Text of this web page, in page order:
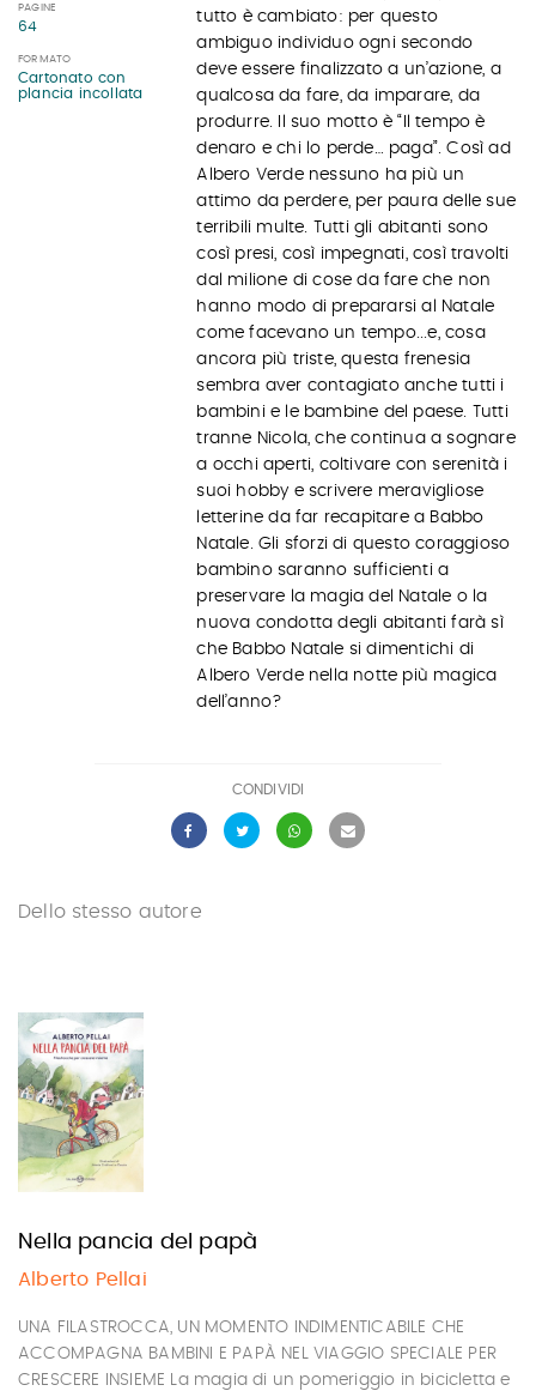
PAGINE
64
FORMATO
Cartonato con
plancia incollata
tutto è cambiato: per questo
ambiguo individuo ogni secondo
deve essere finalizzato a un’azione, a
qualcosa da fare, da imparare, da
produrre. Il suo motto è “Il tempo è
denaro e chi lo perde… paga”. Così ad
Albero Verde nessuno ha più un
attimo da perdere, per paura delle sue
terribili multe. Tutti gli abitanti sono
così presi, così impegnati, così travolti
dal milione di cose da fare che non
hanno modo di prepararsi al Natale
come facevano un tempo...e, cosa
ancora più triste, questa frenesia
sembra aver contagiato anche tutti i
bambini e le bambine del paese. Tutti
tranne Nicola, che continua a sognare
a occhi aperti, coltivare con serenità i
suoi hobby e scrivere meravigliose
letterine da far recapitare a Babbo
Natale. Gli sforzi di questo coraggioso
bambino saranno sufficienti a
preservare la magia del Natale o la
nuova condotta degli abitanti farà sì
che Babbo Natale si dimentichi di
Albero Verde nella notte più magica
dell’anno?
CONDIVIDI
Dello stesso autore
Nella pancia del papà
Alberto Pellai
UNA FILASTROCCA, UN MOMENTO INDIMENTICABILE CHE
ACCOMPAGNA BAMBINI E PAPÀ NEL VIAGGIO SPECIALE PER
CRESCERE INSIEME La magia di un pomeriggio in bicicletta e